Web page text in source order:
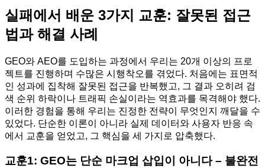
실패에서 배운 3가지 교훈: 잘못된 접근
법과 해결 사례
GEO와 AEO를 도입하는 과정에서 우리는 20개 이상의 프로
젝트를 진행하며 수많은 시행착오를 겪었다. 처음에는 표면적
인 성과에 집착해 잘못된 접근을 반복했고, 그 결과 오히려 검
색 순위 하락이나 트래픽 손실이라는 역효과를 목격해야 했다.
이러한 경험을 통해 우리는 진정한 전략이 무엇인지 깨달을 수
있었다. 단순한 이론이 아니라 실제 데이터와 사용자 반응 속
에서 교훈을 얻었고, 그 핵심을 세 가지로 압축했다.
교훈1: GEO는 단순 마크업 삽입이 아니다 – 불완전